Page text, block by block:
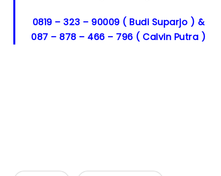
0819 – 323 – 90009 ( Budi Suparjo ) &
087 – 878 – 466 – 796 ( Calvin Putra )